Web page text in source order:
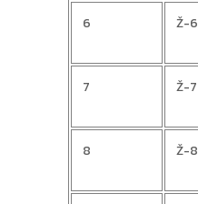
6 Ž-6
7 Ž-7
8 Ž-8